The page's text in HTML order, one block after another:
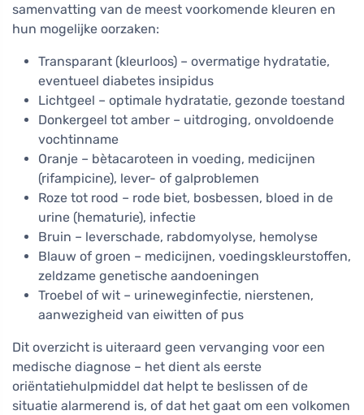
samenvatting van de meest voorkomende kleuren en
hun mogelijke oorzaken:
Transparant (kleurloos) – overmatige hydratatie,
eventueel diabetes insipidus
Lichtgeel – optimale hydratatie, gezonde toestand
Donkergeel tot amber – uitdroging, onvoldoende
vochtinname
Oranje – bètacaroteen in voeding, medicijnen
(rifampicine), lever- of galproblemen
Roze tot rood – rode biet, bosbessen, bloed in de
urine (hematurie), infectie
Bruin – leverschade, rabdomyolyse, hemolyse
Blauw of groen – medicijnen, voedingskleurstoffen,
zeldzame genetische aandoeningen
Troebel of wit – urineweginfectie, nierstenen,
aanwezigheid van eiwitten of pus
Dit overzicht is uiteraard geen vervanging voor een
medische diagnose – het dient als eerste
oriëntatiehulpmiddel dat helpt te beslissen of de
situatie alarmerend is, of dat het gaat om een volkomen